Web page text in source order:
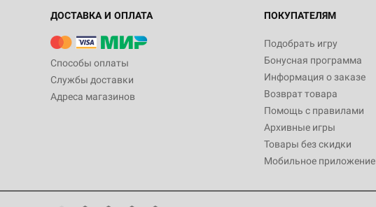
ДОСТАВКА И ОПЛАТА
Способы оплаты
Службы доставки
Адреса магазинов
ПОКУПАТЕЛЯМ
Подобрать игру
Бонусная программа
Информация о заказе
Возврат товара
Помощь с правилами
Архивные игры
Товары без скидки
Мобильное приложение